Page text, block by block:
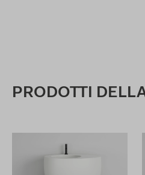
PRODOTTI